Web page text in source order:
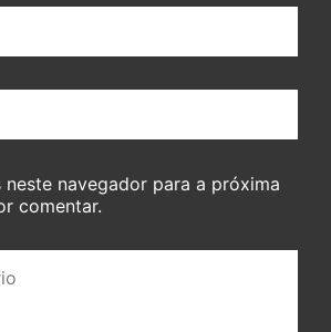
neste navegador para a próxima
comentar.